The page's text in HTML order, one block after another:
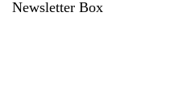
Newsletter Box